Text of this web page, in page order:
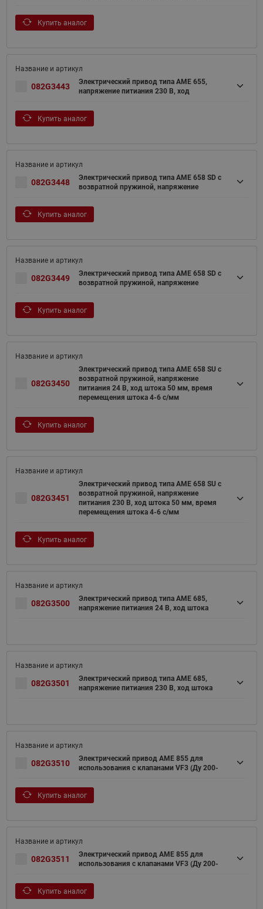
Купить аналог
082G3443
Электрический привод типа AME 655,
напряжение питиания 230 В, ход
Купить аналог
082G3448
Электрический привод типа AME 658 SD с
возвратной пружиной, напряжение
Купить аналог
082G3449
Электрический привод типа AME 658 SD с
возвратной пружиной, напряжение
Купить аналог
082G3450
Электрический привод типа AME 658 SU с
возвратной пружиной, напряжение
питиания 24 В, ход штока 50 мм, время
перемещения штока 4-6 с/мм
Купить аналог
082G3451
Электрический привод типа AME 658 SU с
возвратной пружиной, напряжение
питиания 230 В, ход штока 50 мм, время
перемещения штока 4-6 с/мм
Купить аналог
082G3500
Электрический привод типа AME 685,
напряжение питиания 24 В, ход штока
082G3501
Электрический привод типа AME 685,
напряжение питиания 230 В, ход штока
082G3510
Электрический привод AME 855 для
использования с клапанами VF3 (Ду 200-
Купить аналог
082G3511
Электрический привод AME 855 для
использования с клапанами VF3 (Ду 200-
Купить аналог